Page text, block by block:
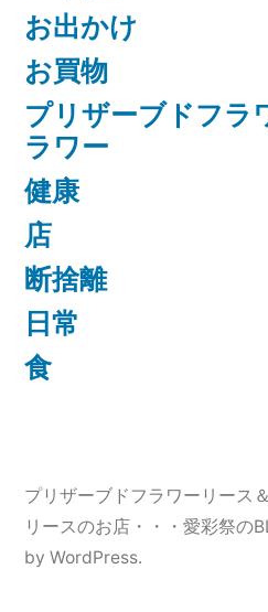
お出かけ
お買物
プリザーブドフラ
ラワー
健康
店
断捨離
日常
食
プリザーブドフラワーリース
リースのお店・・・愛彩祭の
by WordPress.